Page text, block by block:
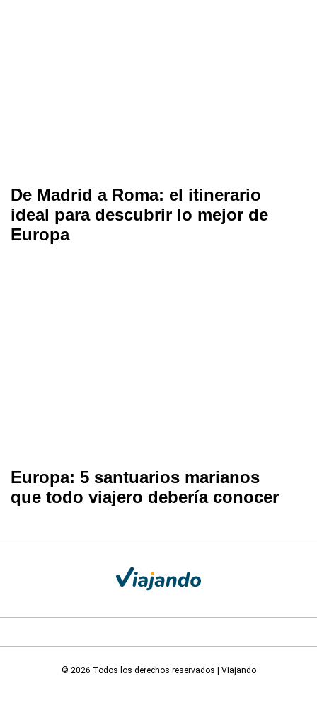
De Madrid a Roma: el itinerario
ideal para descubrir lo mejor de
Europa
Europa: 5 santuarios marianos
que todo viajero debería conocer
© 2026 Todos los derechos reservados | Viajando